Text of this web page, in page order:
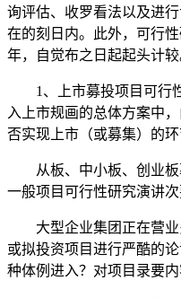
询评估、收罗看法以及进
在的刻日内。此外，可行
年，自觉布之日起起头计较
1、上市募投项目可行性
入上市规画的总体方案中
否实现上市（或募集）的环
从板、中小板、创业板
一般项目可行性研究演讲次
大型企业集团正在营业
或拟投资项目进行严酷的
种体例进入？对项目录要